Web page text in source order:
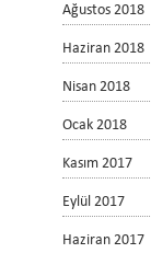
Ağustos 2018
Haziran 2018
Nisan 2018
Ocak 2018
Kasım 2017
Eylül 2017
Haziran 2017